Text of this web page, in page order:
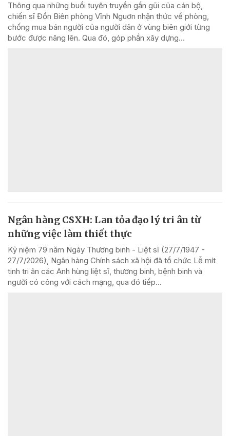
Thông qua những buổi tuyên truyền gần gũi của cán bộ,
chiến sĩ Đồn Biên phòng Vĩnh Nguơn nhận thức về phòng,
chống mua bán người của người dân ở vùng biên giới từng
bước được nâng lên. Qua đó, góp phần xây dựng...
Ngân hàng CSXH: Lan tỏa đạo lý tri ân từ
những việc làm thiết thực
Kỷ niệm 79 năm Ngày Thương binh - Liệt sĩ (27/7/1947 -
27/7/2026), Ngân hàng Chính sách xã hội đã tổ chức Lễ mít
tinh tri ân các Anh hùng liệt sĩ, thương binh, bệnh binh và
người có công với cách mạng, qua đó tiếp...